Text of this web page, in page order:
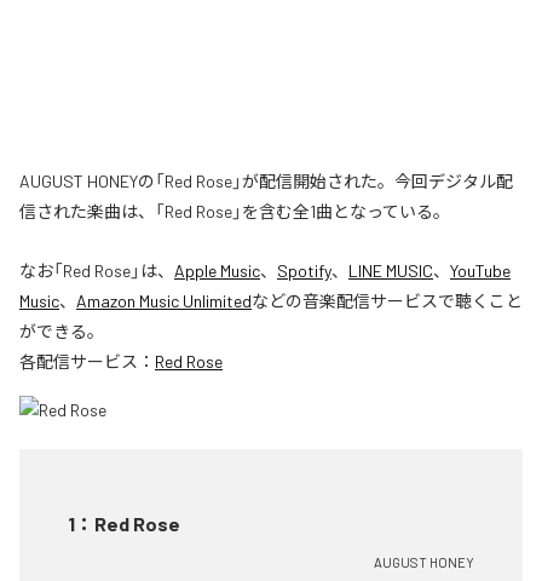
AUGUST HONEYの「Red Rose」が配信開始された。今回デジタル配
信された楽曲は、「Red Rose」を含む全1曲となっている。
なお「Red Rose」は、 Apple Music、 Spotify、 LINE MUSIC、 YouTube
Music、 Amazon Music Unlimitedなどの音楽配信サービスで聴くこと
ができる。
各配信サービス： Red Rose
1 ： Red Rose
AUGUST HONEY